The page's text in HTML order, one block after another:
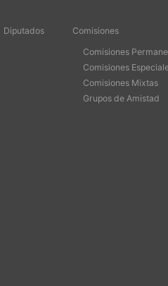
Diputados
Comisiones
Comisiones
Comisiones
Comisiones Mixtas
Grupos de Amistad